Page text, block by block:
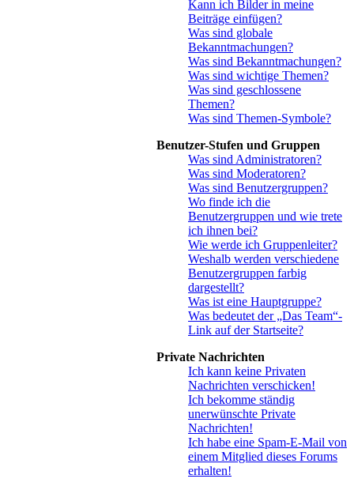
Kann ich Bilder in meine
Beiträge einfügen?
Was sind globale
Bekanntmachungen?
Was sind Bekanntmachungen?
Was sind wichtige Themen?
Was sind geschlossene
Themen?
Was sind Themen-Symbole?
Benutzer-Stufen und Gruppen
Was sind Administratoren?
Was sind Moderatoren?
Was sind Benutzergruppen?
Wo finde ich die
Benutzergruppen und wie trete
ich ihnen bei?
Wie werde ich Gruppenleiter?
Weshalb werden verschiedene
Benutzergruppen farbig
dargestellt?
Was ist eine Hauptgruppe?
Was bedeutet der „Das Team“-
Link auf der Startseite?
Private Nachrichten
Ich kann keine Privaten
Nachrichten verschicken!
Ich bekomme ständig
unerwünschte Private
Nachrichten!
Ich habe eine Spam-E-Mail von
einem Mitglied dieses Forums
erhalten!